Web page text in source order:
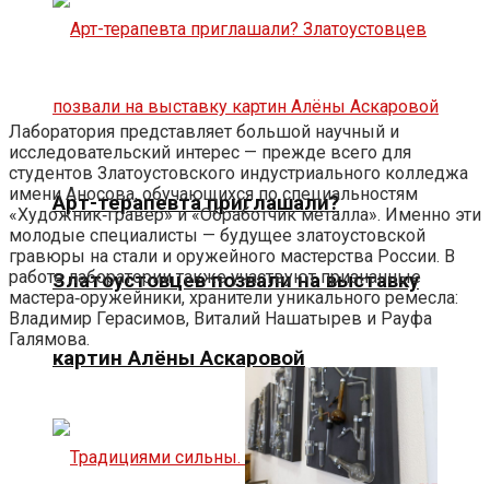
Арт-терапевта приглашали?
Златоустовцев позвали на выставку
картин Алёны Аскаровой
Лаборатория представляет большой научный и
исследовательский интерес — прежде всего для
студентов Златоустовского индустриального колледжа
имени Аносова, обучающихся по специальностям
«Художник‑гравер» и «Обработчик металла». Именно эти
молодые специалисты — будущее златоустовской
гравюры на стали и оружейного мастерства России. В
работе лаборатории также участвуют признанные
мастера‑оружейники, хранители уникального ремесла:
Владимир Герасимов, Виталий Нашатырев и Рауфа
Галямова.